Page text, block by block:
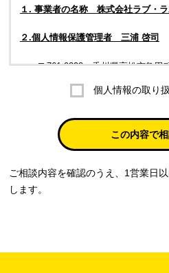
１. 事業者の名称 株式会社ラブ・
２.個人情報保護管理者 三浦 啓司
〒761-0323 香川県高松市亀田
株式会社ラブ・ラボ
電話：087-847-2000
電子メール：info@rub-lab.com
３. 個人情報（保有個人データを含
個人情報の取り
この内容で
ご相談内容を確認のうえ、1営業日
します。